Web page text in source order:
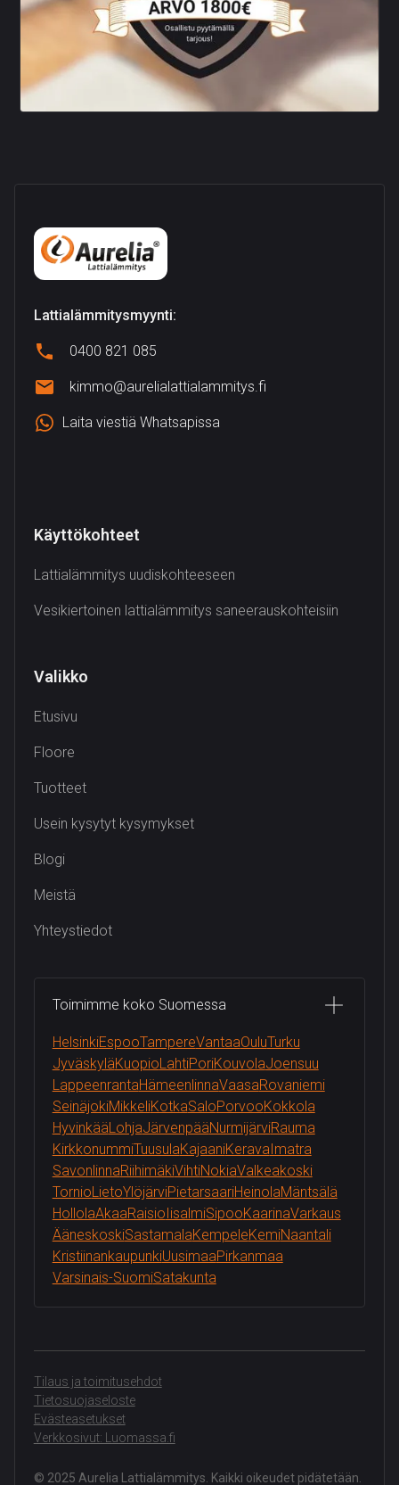
Lattialämmitysmyynti:
0400 821 085
kimmo@aurelialattialammitys.fi
Laita viestiä Whatsapissa
Käyttökohteet
Lattialämmitys uudiskohteeseen
Vesikiertoinen lattialämmitys saneerauskohteisiin
Valikko
Etusivu
Floore
Tuotteet
Usein kysytyt kysymykset
Blogi
Meistä
Yhteystiedot
Toimimme koko Suomessa
HelsinkiEspooTampereVantaaOuluTurku
JyväskyläKuopioLahtiPoriKouvolaJoensuu
LappeenrantaHämeenlinnaVaasaRovaniemi
SeinäjokiMikkeliKotkaSaloPorvooKokkola
HyvinkääLohjaJärvenpääNurmijärviRauma
KirkkonummiTuusulaKajaaniKeravaImatra
SavonlinnaRiihimäkiVihtiNokiaValkeakoski
TornioLietoYlöjärviPietarsaariHeinolaMäntsälä
HollolaAkaaRaisio IisalmiSipooKaarinaVarkaus
ÄäneskoskiSastamalaKempeleKemiNaantali
KristiinankaupunkiUusimaaPirkanmaa
Varsinais-SuomiSatakunta
© 2025 Aurelia Lattialämmitys. Kaikki oikeudet pidätetään.
Tilaus ja toimitusehdot
Tietosuojaseloste
Evästeasetukset
Verkkosivut: Luomassa.fi